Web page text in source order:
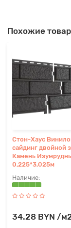
Похожие
Стон-Хаус
сайдинг двойной
Камень
0,225*3,025м
34.28 BYN /